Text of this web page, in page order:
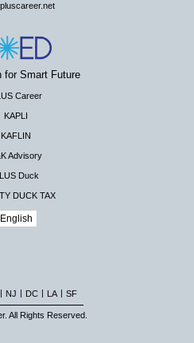
for Smart Future
Career
KAPLI
KAFLIN
Advisory
Duck
DUCK TAX
English
NJ DC LA SF
All Rights Reserved.